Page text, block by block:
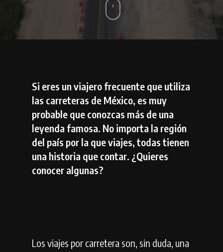
Si eres un viajero frecuente que utiliza
las carreteras de México, es muy
probable que conozcas más de una
leyenda famosa. No importa la región
del país por la que viajes, todas tienen
una historia que contar. ¿Quieres
conocer algunas?
Los viajes por carretera son, sin duda, una